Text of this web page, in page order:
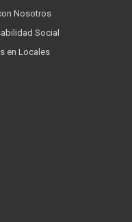
Nosotros
Social
en Locales